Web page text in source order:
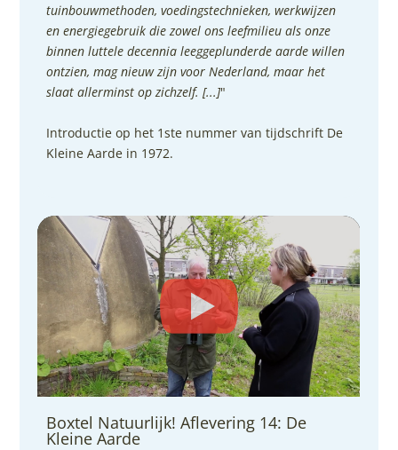
tuinbouwmethoden, voedingstechnieken, werkwijzen
en energiegebruik die zowel ons leefmilieu als onze
binnen luttele decennia leeggeplunderde aarde willen
ontzien, mag nieuw zijn voor Nederland, maar het
slaat allerminst op zichzelf. [...]"
Introductie op het 1ste nummer van tijdschrift De
Kleine Aarde in 1972.
Boxtel Natuurlijk! Aflevering 14: De
Kleine Aarde